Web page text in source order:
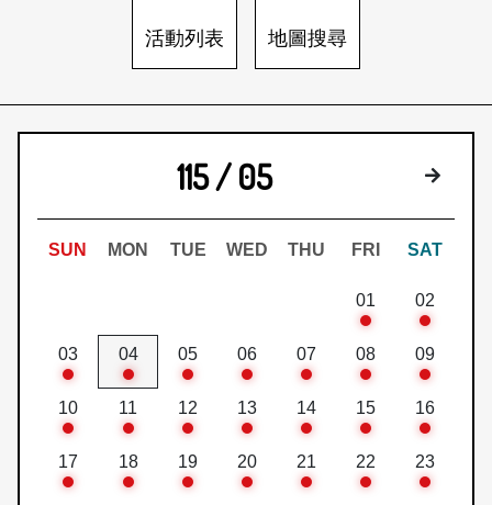
活動列表 地圖搜尋
115 / 05 下個月
SUN MON TUE WED THU FRI SAT
01 02
03 04 05 06 07 08 09
10 11 12 13 14 15 16
17 18 19 20 21 22 23